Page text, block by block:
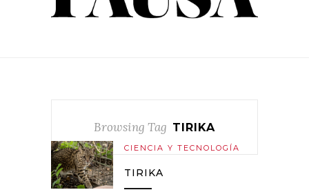
Browsing Tag TIRIKA
CIENCIA Y TECNOLOGÍA
TIRIKA